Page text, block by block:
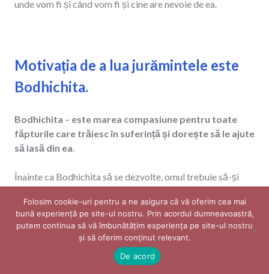
unde vom fi și când vom fi și cine are nevoie de ea.
Motivația de a lua jurămintele este
Bodhichita.
Bodhichita – este marea compasiune pentru toate
făpturile care trăiesc în suferință și dorește să le ajute
să iasă din ea
Înainte ca Bodhichita să se dezvolte, omul trebuie să-și
suferința celorlalți din Samsara. Dar înainte de asta va
trebui să-și dezvolte conștientizarea profundă a suferinței.
În continuare, vom trece pe scurt asupra tipurilor de
suferință, conform învățăturii budiste.
Folosim cookie-uri pentru a ne asigura că vă oferim cea mai
bună experiență pe site-ul nostru. Prin acordul dumneavoastră,
putem continua să vă îmbunătățim experiența pe site-ul nostru
și să oferim conținut relevant. ​
De acord